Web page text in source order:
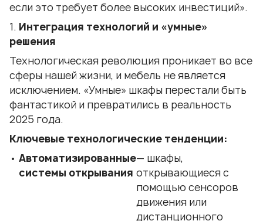
если это требует более высоких инвестиций».
Интеграция технологий и «умные»
решения
Технологическая революция проникает во все
сферы нашей жизни, и мебель не является
исключением. «Умные» шкафы перестали быть
фантастикой и превратились в реальность
2025 года.
Ключевые технологические тенденции:
Автоматизированные
системы открывания
— шкафы,
открывающиеся с
помощью сенсоров
движения или
дистанционного